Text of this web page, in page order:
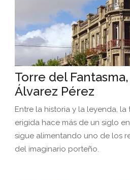
Torre del
Álvarez Pérez
Entre la historia y la leyenda,
erigida hace más de un siglo
sigue alimentando uno de los
del imaginario porteño.